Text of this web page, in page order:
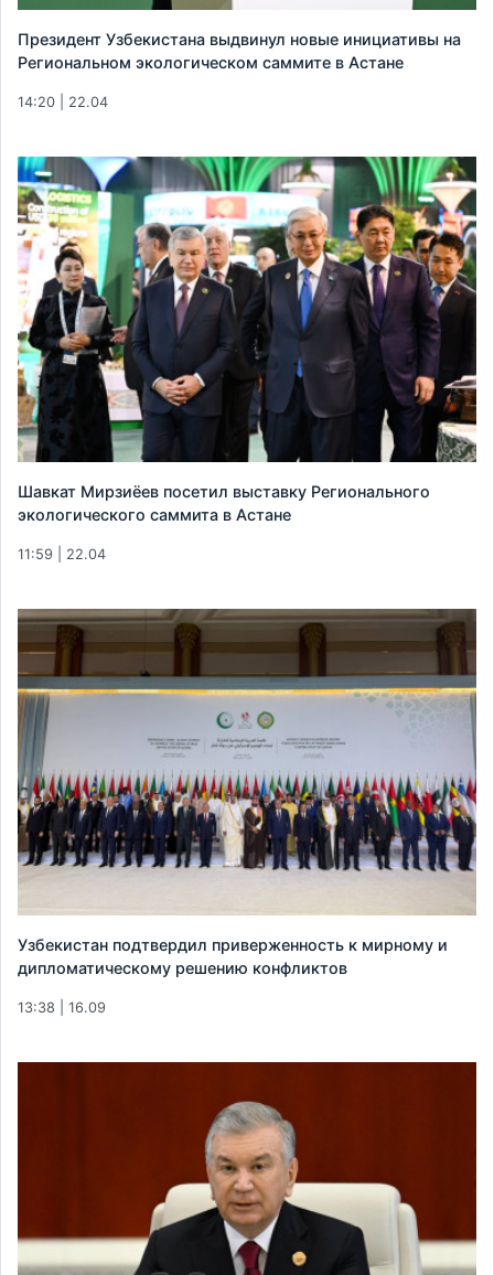
Президент Узбекистана выдвинул новые инициативы на
Региональном экологическом саммите в Астане
14:20 | 22.04
Шавкат Мирзиёев посетил выставку Регионального
экологического саммита в Астане
11:59 | 22.04
Узбекистан подтвердил приверженность к мирному и
дипломатическому решению конфликтов
13:38 | 16.09